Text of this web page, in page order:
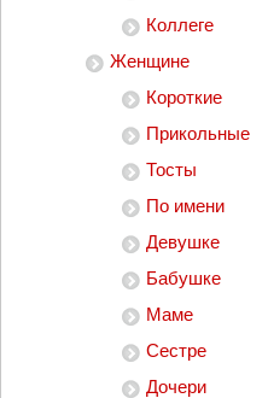
Коллеге
Женщине
Короткие
Прикольные
Тосты
По имени
Девушке
Бабушке
Маме
Сестре
Дочери